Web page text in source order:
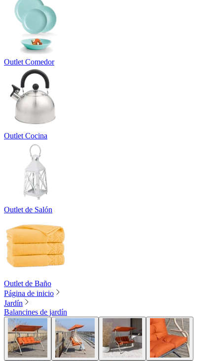
Outlet Comedor
Outlet Cocina
Outlet de Salón
Outlet de Baño
Página de inicio
Jardín
Balancines de jardín